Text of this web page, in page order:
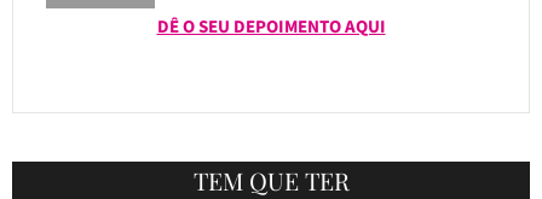
DÊ O SEU DEPOIMENTO AQUI
TEM QUE TER